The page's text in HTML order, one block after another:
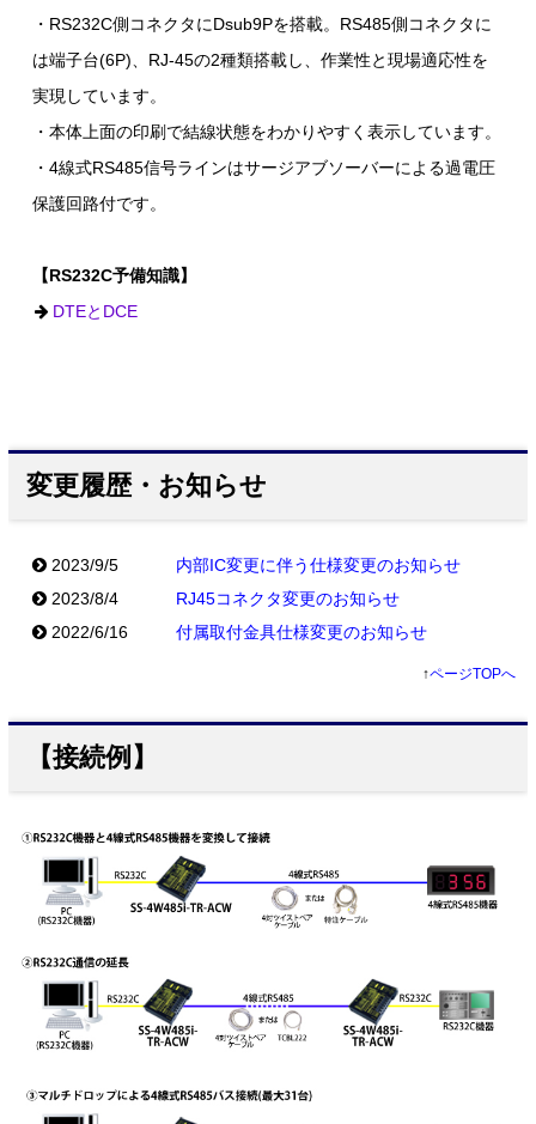
・RS232C側コネクタにDsub9Pを搭載。RS485側コネクタに
は端子台(6P)、RJ-45の2種類搭載し、作業性と現場適応性を
実現しています。
・本体上面の印刷で結線状態をわかりやすく表示しています。
・4線式RS485信号ラインはサージアブソーバーによる過電圧
保護回路付です。
【RS232C予備知識】
DTEとDCE
変更履歴・お知らせ
2023/9/5
内部IC変更に伴う仕様変更のお知らせ
2023/8/4
RJ45コネクタ変更のお知らせ
2022/6/16
付属取付金具仕様変更のお知らせ
↑ページTOPへ
【接続例】